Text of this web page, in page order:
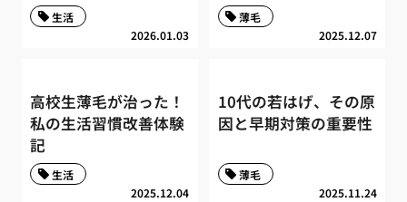
2026.01.03
生活
2025.12.07
薄毛
高校生薄毛が治った！
私の生活習慣改善体験
記
2025.12.04
生活
10代の若はげ、その原
因と早期対策の重要性
2025.11.24
薄毛